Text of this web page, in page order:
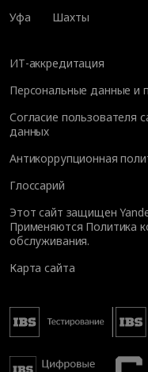
Уфа
Шахты
ИТ-аккредитация
Персональные данные и
Согласие пользователя
данных
Антикоррупционная
Глоссарий
Этот сайт защищен
Применяются Политика
обслуживания.
Карта сайта